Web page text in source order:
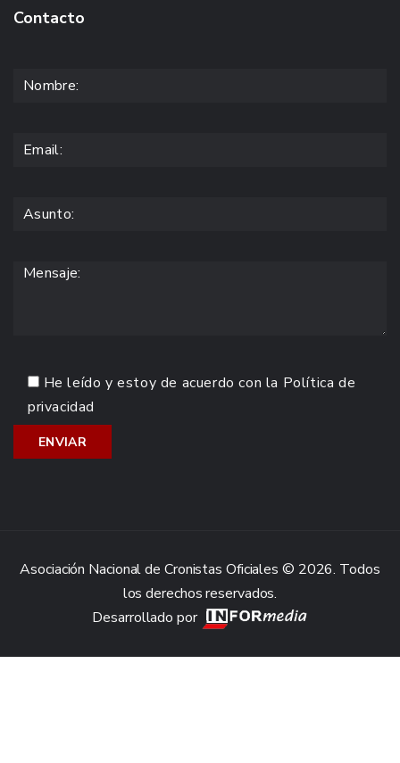
Contacto
He leído y estoy de acuerdo con la Política de
privacidad
Asociación Nacional de Cronistas Oficiales © 2026. Todos
los derechos reservados.
Desarrollado por